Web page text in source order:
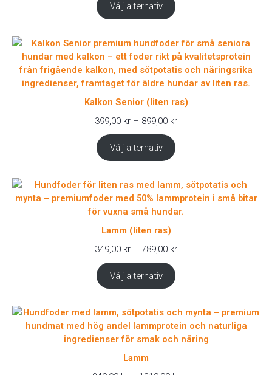
Välj alternativ
Kalkon Senior (liten ras)
399,00 kr – 899,00 krPrisintervall:
Välj alternativ
Lamm (liten ras)
349,00 kr – 789,00 krPrisintervall:
Välj alternativ
Lamm